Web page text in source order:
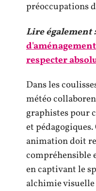
préoccupations
Lire également :
respecter
Dans les
météo
graphistes pour
et
animation doit
compréhensible
en captivant le
alchimie visuelle